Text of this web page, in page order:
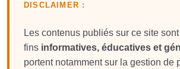
DISCLAIMER :
Les contenus publiés sur ce site
fins informatives, éducatives et
portent notamment sur la gestion de